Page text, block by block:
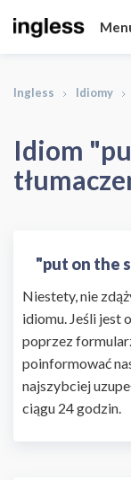
Ingless Idiomy
Idiom
"put on the
Niestety, nie
idiomu. Jeśli jest
poprzez
poinformować
najszybciej
ciągu 24 godzin.